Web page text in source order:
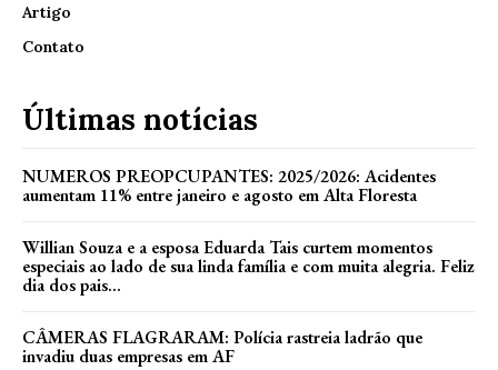
Artigo
Contato
Últimas notícias
NUMEROS PREOPCUPANTES: 2025/2026: Acidentes
aumentam 11% entre janeiro e agosto em Alta Floresta
Willian Souza e a esposa Eduarda Tais curtem momentos
especiais ao lado de sua linda família e com muita alegria. Feliz
dia dos pais...
CÂMERAS FLAGRARAM: Polícia rastreia ladrão que
invadiu duas empresas em AF